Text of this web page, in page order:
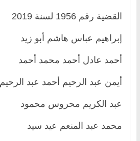
القضية رقم 1956 لسنة 2019
إبراهيم عباس هاشم أبو زيد
أحمد عادل أحمد محمد أحمد
أيمن عبد الرحيم أحمد عبد الرحيم
عبد الكريم محروس محمود
محمد عبد المنعم عيد سيد